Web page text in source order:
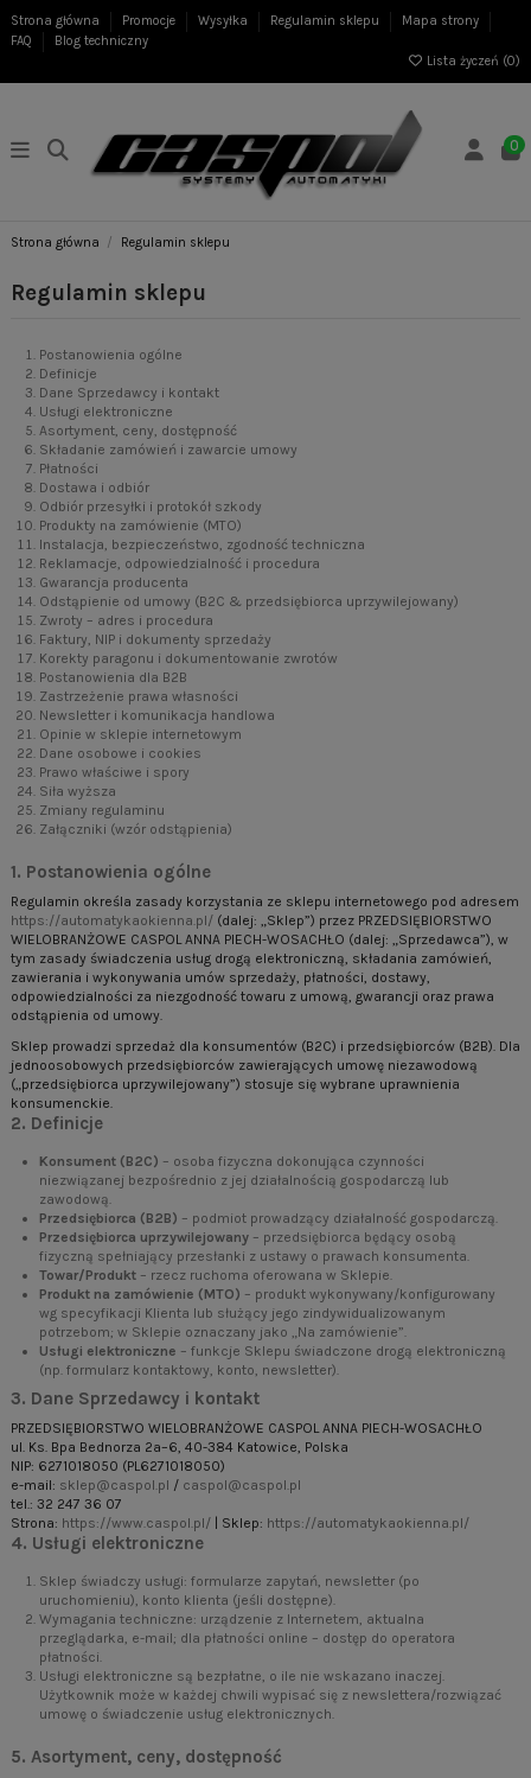
Strona główna Promocje Wysyłka Regulamin sklepu
Mapa strony
FAQ
Blog techniczny
Lista życzeń (0)
0
Strona główna Regulamin sklepu
Regulamin sklepu
Postanowienia ogólne
Definicje
Dane Sprzedawcy i kontakt
Usługi elektroniczne
Asortyment, ceny, dostępność
Składanie zamówień i zawarcie umowy
Płatności
Dostawa i odbiór
Odbiór przesyłki i protokół szkody
Produkty na zamówienie (MTO)
Instalacja, bezpieczeństwo, zgodność techniczna
Reklamacje, odpowiedzialność i procedura
Gwarancja producenta
Odstąpienie od umowy (B2C & przedsiębiorca uprzywilejowany)
Zwroty – adres i procedura
Faktury, NIP i dokumenty sprzedaży
Korekty paragonu i dokumentowanie zwrotów
Postanowienia dla B2B
Zastrzeżenie prawa własności
Newsletter i komunikacja handlowa
Opinie w sklepie internetowym
Dane osobowe i cookies
Prawo właściwe i spory
Siła wyższa
Zmiany regulaminu
Załączniki (wzór odstąpienia)
1. Postanowienia ogólne
Regulamin określa zasady korzystania ze sklepu internetowego pod adresem
https://automatykaokienna.pl/ (dalej: „Sklep”) przez PRZEDSIĘBIORSTWO
WIELOBRANŻOWE CASPOL ANNA PIECH-WOSACHŁO (dalej: „Sprzedawca”), w
tym zasady świadczenia usług drogą elektroniczną, składania zamówień,
zawierania i wykonywania umów sprzedaży, płatności, dostawy,
odpowiedzialności za niezgodność towaru z umową, gwarancji oraz prawa
odstąpienia od umowy.
Sklep prowadzi sprzedaż dla konsumentów (B2C) i przedsiębiorców (B2B). Dla
jednoosobowych przedsiębiorców zawierających umowę niezawodową
(„przedsiębiorca uprzywilejowany”) stosuje się wybrane uprawnienia
konsumenckie.
2. Definicje
Konsument (B2C) – osoba fizyczna dokonująca czynności
niezwiązanej bezpośrednio z jej działalnością gospodarczą lub
zawodową.
Przedsiębiorca (B2B) – podmiot prowadzący działalność gospodarczą.
Przedsiębiorca uprzywilejowany – przedsiębiorca będący osobą
fizyczną spełniający przesłanki z ustawy o prawach konsumenta.
Towar/Produkt – rzecz ruchoma oferowana w Sklepie.
Produkt na zamówienie (MTO) – produkt wykonywany/konfigurowany
wg specyfikacji Klienta lub służący jego zindywidualizowanym
potrzebom; w Sklepie oznaczany jako „Na zamówienie”.
Usługi elektroniczne – funkcje Sklepu świadczone drogą elektroniczną
(np. formularz kontaktowy, konto, newsletter).
3. Dane Sprzedawcy i kontakt
PRZEDSIĘBIORSTWO WIELOBRANŻOWE CASPOL ANNA PIECH-WOSACHŁO
ul. Ks. Bpa Bednorza 2a–6, 40-384 Katowice, Polska
NIP: 6271018050 (PL6271018050)
e-mail: sklep@caspol.pl / caspol@caspol.pl
tel.: 32 247 36 07
Strona: https://www.caspol.pl/ | Sklep: https://automatykaokienna.pl/
4. Usługi elektroniczne
Sklep świadczy usługi: formularze zapytań, newsletter (po
uruchomieniu), konto klienta (jeśli dostępne).
Wymagania techniczne: urządzenie z Internetem, aktualna
przeglądarka, e-mail; dla płatności online – dostęp do operatora
płatności.
Usługi elektroniczne są bezpłatne, o ile nie wskazano inaczej.
Użytkownik może w każdej chwili wypisać się z newslettera/rozwiązać
umowę o świadczenie usług elektronicznych.
5. Asortyment, ceny, dostępność